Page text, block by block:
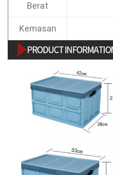
Berat
Kemasan